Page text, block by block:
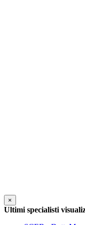
×
Ultimi specialisti